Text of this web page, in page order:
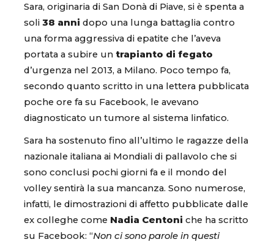
Sara, originaria di San Donà di Piave, si è spenta a
soli 38 anni dopo una lunga battaglia contro
una forma aggressiva di epatite che l’aveva
portata a subire un trapianto di fegato
d’urgenza nel 2013, a Milano. Poco tempo fa,
secondo quanto scritto in una lettera pubblicata
poche ore fa su Facebook, le avevano
diagnosticato un tumore al sistema linfatico.
Sara ha sostenuto fino all’ultimo le ragazze della
nazionale italiana ai Mondiali di pallavolo che si
sono conclusi pochi giorni fa e il mondo del
volley sentirà la sua mancanza. Sono numerose,
infatti, le dimostrazioni di affetto pubblicate dalle
ex colleghe come Nadia Centoni che ha scritto
su Facebook: “Non ci sono parole in questi